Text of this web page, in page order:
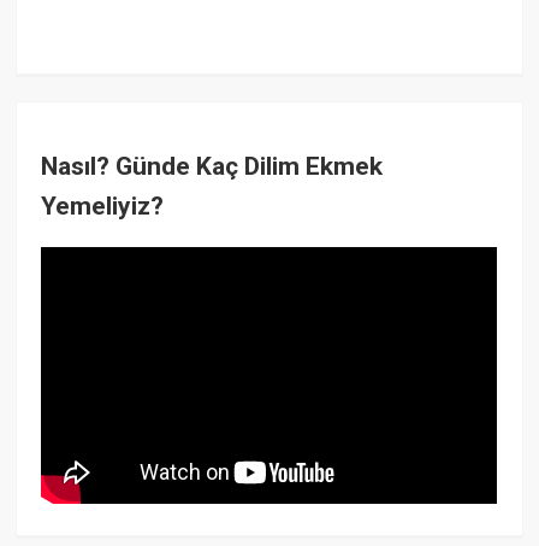
Nasıl? Günde Kaç Dilim Ekmek
Yemeliyiz?